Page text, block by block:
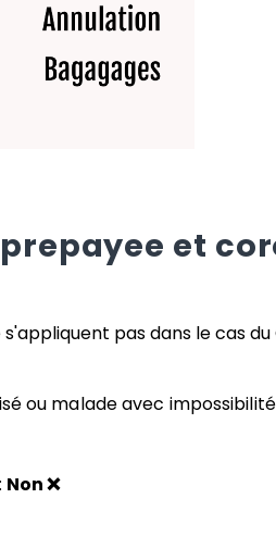
et
s'appliquent pas dans le cas du
ou malade avec
Non ❌